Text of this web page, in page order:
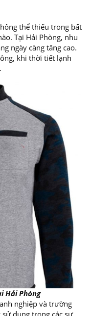
thể thiếu trong bất
Tại Hải Phòng, nhu
ngày càng tăng cao.
khi thời tiết lạnh
Hải Phòng
nghiệp và trường